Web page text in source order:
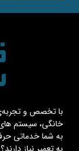
خانگی، سیستم
به شما خدماتی